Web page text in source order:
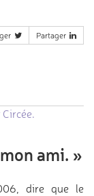
Partager
ami. »
dire que le